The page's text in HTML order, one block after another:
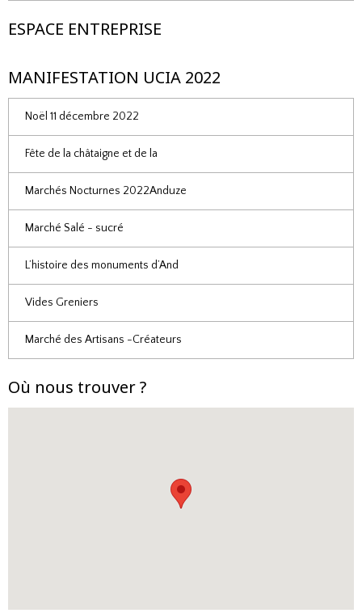
ESPACE ENTREPRISE
MANIFESTATION UCIA 2022
Noël 11 décembre 2022
Fête de la châtaigne et de la
Marchés Nocturnes 2022Anduze
Marché Salé - sucré
L’histoire des monuments d’And
Vides Greniers
Marché des Artisans -Créateurs
Où nous trouver ?